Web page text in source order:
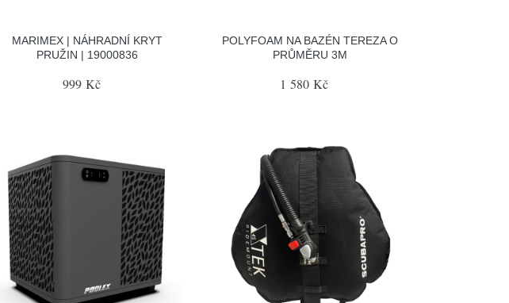
MARIMEX | NÁHRADNÍ KRYT
PRUŽIN | 19000836
999 Kč
POLYFOAM NA BAZÉN TEREZA O
PRŮMĚRU 3M
1 580 Kč